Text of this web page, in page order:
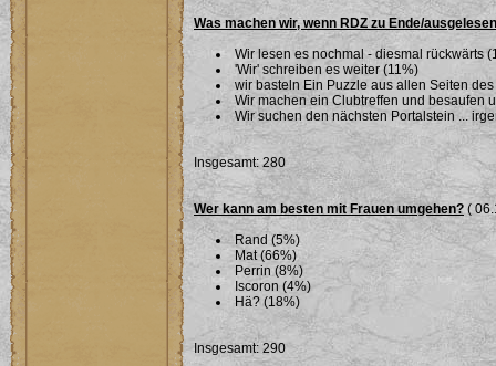
Was machen wir, wenn RDZ zu Ende/
Wir lesen es nochmal - diesmal rückwärts
'Wir' schreiben es weiter (11%)
wir basteln Ein Puzzle aus allen Seiten
Wir machen ein Clubtreffen und besaufen
Wir suchen den nächsten Portalstein ...
Insgesamt: 280
Wer kann am besten mit Frauen umgehen? (
Rand (5%)
Mat (66%)
Perrin (8%)
Iscoron (4%)
Hä? (18%)
Insgesamt: 290